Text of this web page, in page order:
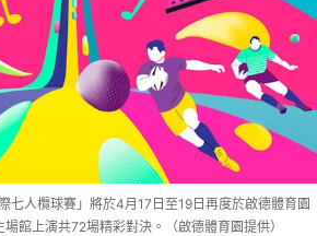
七人欖球賽」將於4月17日至19日再度於啟德體育園
館上演共72場精彩對決。（啟德體育園提供）